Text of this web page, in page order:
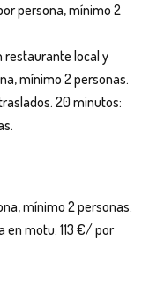
persona, mínimo 2
restaurante local y
mínimo 2 personas.
20 minutos:
mínimo 2 personas.
en motu: 113 €/ por